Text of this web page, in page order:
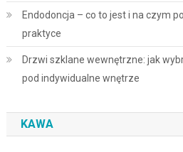
Endodoncja – co to jest i na czym
praktyce
Drzwi szklane wewnętrzne: jak
pod indywidualne wnętrze
KAWA